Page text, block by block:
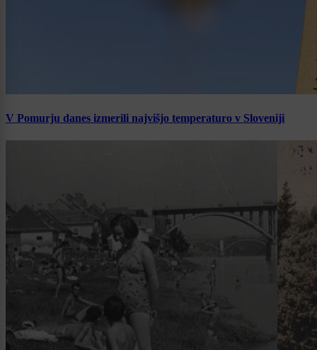
V Pomurju danes izmerili najvišjo temperaturo v Sloveniji